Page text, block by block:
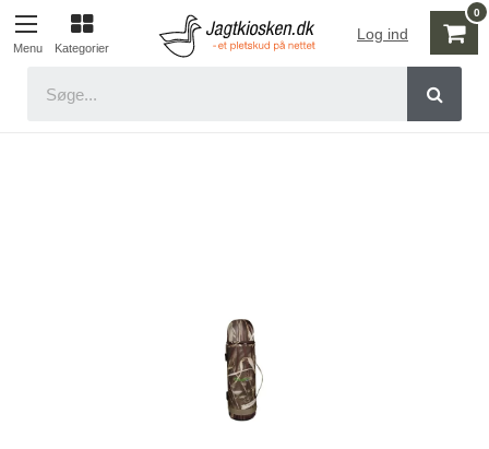
Log ind
Menu Kategorier